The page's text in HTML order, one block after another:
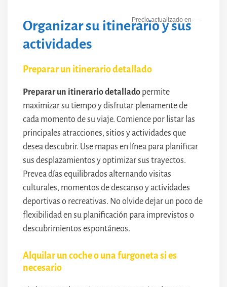
—
Organizar su itinerario y sus
actividades
Preparar un itinerario detallado
Preparar un itinerario detallado permite
maximizar su tiempo y disfrutar plenamente de
cada momento de su viaje. Comience por listar las
principales atracciones, sitios y actividades que
desea descubrir. Use mapas en línea para planificar
sus desplazamientos y optimizar sus trayectos.
Prevea días equilibrados alternando visitas
culturales, momentos de descanso y actividades
deportivas o recreativas. No olvide dejar un poco de
flexibilidad en su planificación para imprevistos o
descubrimientos espontáneos.
Alquilar un coche o una furgoneta si es
necesario